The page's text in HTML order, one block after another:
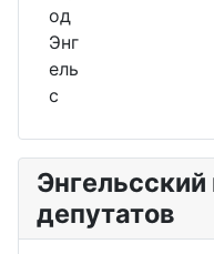
депутатов